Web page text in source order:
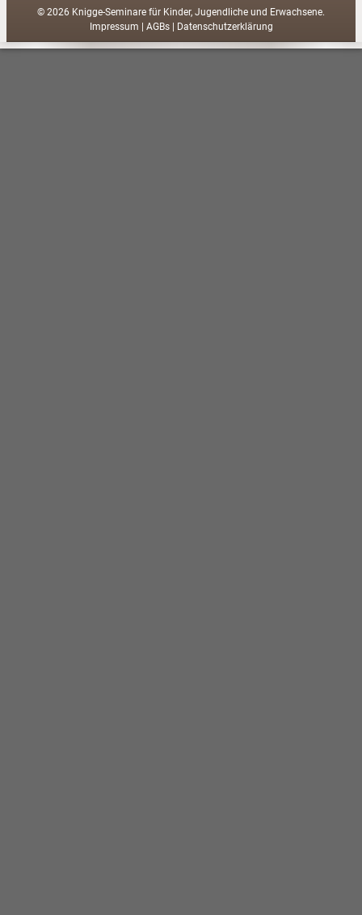
© 2026 Knigge-Seminare für Kinder, Jugendliche und Erwachsene.
Impressum
AGBs Datenschutzerklärung